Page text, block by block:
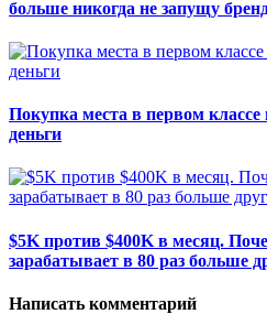
больше никогда не запущу
Покупка места в первом классе
деньги
$5K против $400K в месяц.
зарабатывает в 80 раз больше
Написать комментарий